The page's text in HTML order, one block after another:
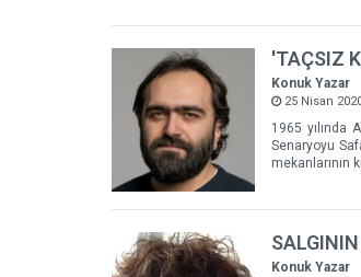
'TAÇSIZ
Konuk Yazar
25 Nisan
1965 yılında
Senaryoyu
mekanlarının
SALGININ
Konuk Yazar